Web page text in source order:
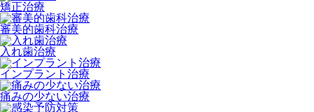
矯正治療
審美的歯科治療
入れ歯治療
インプラント治療
痛みの少ない治療